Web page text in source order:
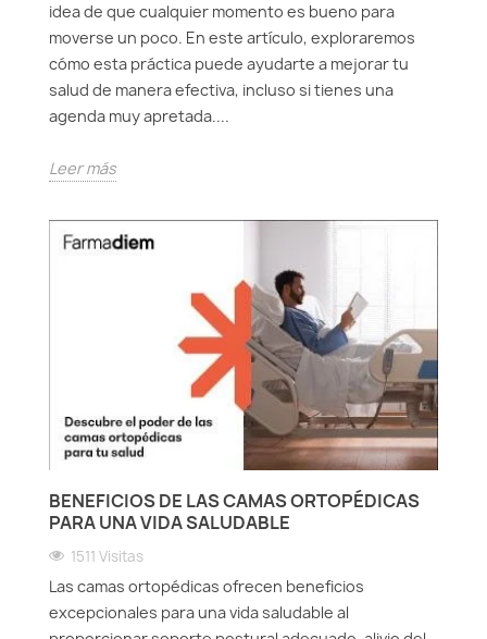
idea de que cualquier momento es bueno para
moverse un poco. En este artículo, exploraremos
cómo esta práctica puede ayudarte a mejorar tu
salud de manera efectiva, incluso si tienes una
agenda muy apretada....
Leer más
BENEFICIOS DE LAS CAMAS ORTOPÉDICAS
PARA UNA VIDA SALUDABLE
1511 Visitas
Las camas ortopédicas ofrecen beneficios
excepcionales para una vida saludable al